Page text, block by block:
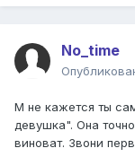
No_time
М не кажется ты
девушка". Она
виноват. Звони